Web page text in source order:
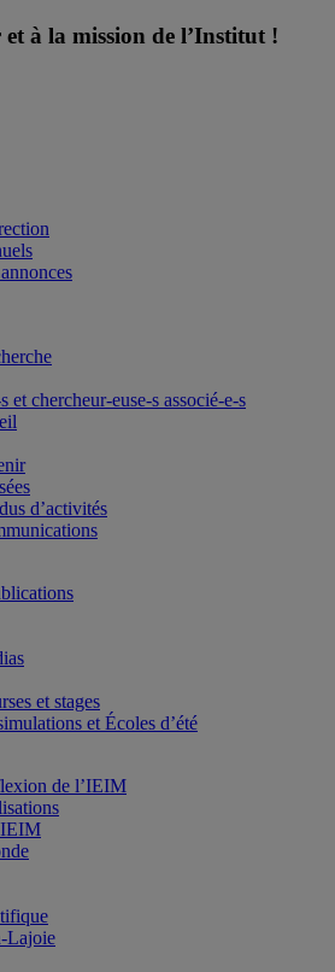
et à la mission de l’Institut !
et chercheur-euse-s associé-e-s
d’activités
et stages
et Écoles d’été
de l’IEIM
Lajoie